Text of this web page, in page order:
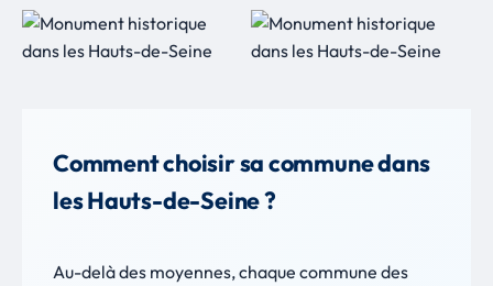
Comment choisir sa commune dans
les Hauts-de-Seine ?
Au-delà des moyennes, chaque commune des